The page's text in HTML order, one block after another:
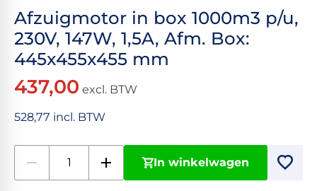
Afzuigmotor in box 1000m3 p/u,
230V, 147W, 1,5A, Afm. Box:
445x455x455 mm
437,00 excl. BTW
528,77 incl. BTW
In winkelwagen